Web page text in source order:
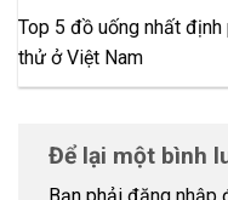
Top 5 đồ uống nhất định
thử ở Việt Nam
Để lại một bình